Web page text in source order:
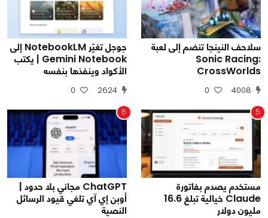
سلاحف النينجا تنضم إلى لعبة
Sonic Racing:
CrossWorlds
4008
0
جوجل تغيّر NotebookLM إلى
Gemini Notebook | يكتب
الأكواد وينفذها بنفسه
2624
0
5
مستخدم يصدم بفاتورة
Claude خيالية تبلغ 16.6
مليون دولار
6
ChatGPT مجاني بلا حدود |
أوبن إي آي تلغي قيود الرسائل
النصية